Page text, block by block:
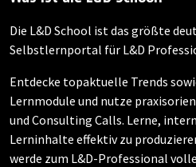
Die L&D School ist das größte
Selbstlernportal für L&D
Entdecke topaktuelle Trends
Lernmodule und nutze
und Consulting Calls. Lerne,
Lerninhalte effektiv zu
werde zum L&D-Professional